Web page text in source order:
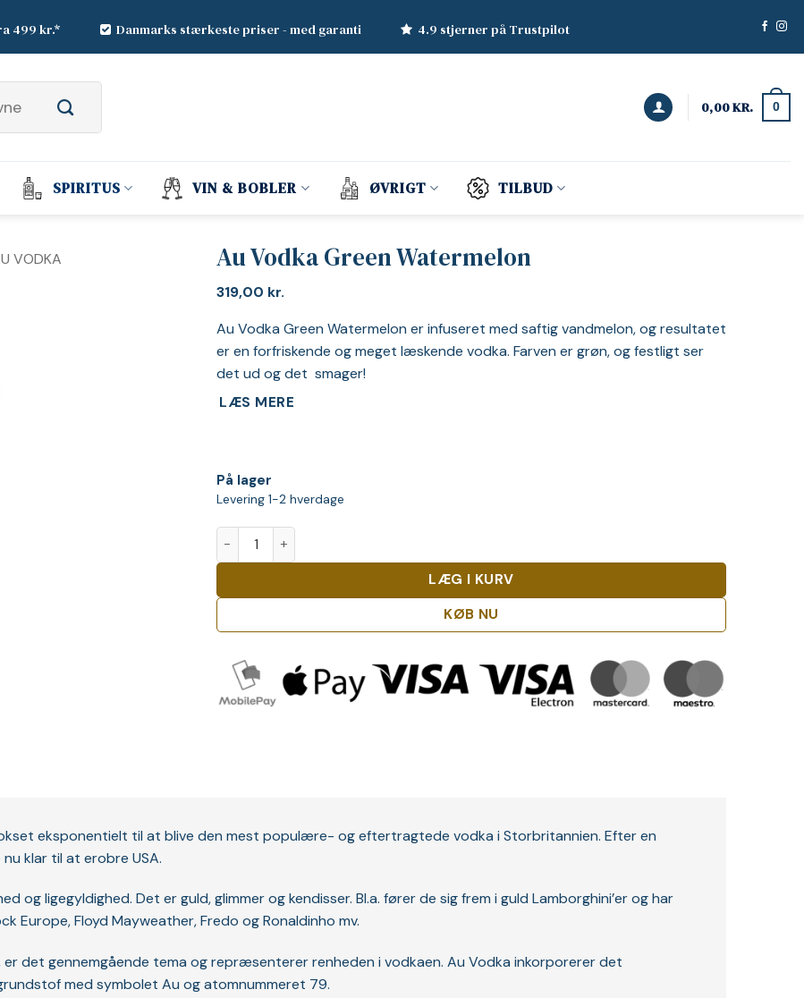
499 kr.* Danmarks stærkeste priser - med garanti 4.9 stjerner på Trustpilot
0,00KR. 0
SPIRITUS VIN & BOBLER ØVRIGT TILBUD
VODKA Au Vodka Green Watermelon
319,00 kr.
Au Vodka Green Watermelon er infuseret med saftig vandmelon, og resultatet
er en forfriskende og meget læskende vodka. Farven er grøn, og festligt ser
det ud og det smager!
LÆS MERE
På lager
Levering 1-2 hverdage
Au Vodka Green Watermelon antal
LÆG I KURV
KØB NU
eksponentielt til at blive den mest populære- og eftertragtede vodka i Storbritannien. Efter en
klar til at erobre USA.
og ligegyldighed. Det er guld, glimmer og kendisser. Bl.a. fører de sig frem i guld Lamborghini’er og har
Europe, Floyd Mayweather, Fredo og Ronaldinho mv.
det gennemgående tema og repræsenterer renheden i vodkaen. Au Vodka inkorporerer det
med symbolet Au og atomnummeret 79.